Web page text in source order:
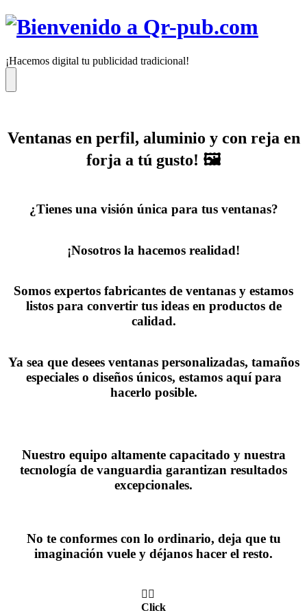
Saltar
¡Hacemos digital tu publicidad tradicional!
Menú
Ventanas en perfil, aluminio y con reja en
forja a tú gusto! 🖼️
¿Tienes una visión única para tus ventanas?
¡Nosotros la hacemos realidad!
Somos expertos fabricantes de ventanas y estamos
listos para convertir tus ideas en productos de
calidad.
Ya sea que desees ventanas personalizadas, tamaños
especiales o diseños únicos, estamos aquí para
hacerlo posible.
Nuestro equipo altamente capacitado y nuestra
tecnología de vanguardia garantizan resultados
excepcionales.
No te conformes con lo ordinario, deja que tu
imaginación vuele y déjanos hacer el resto.
👆🏼
Click